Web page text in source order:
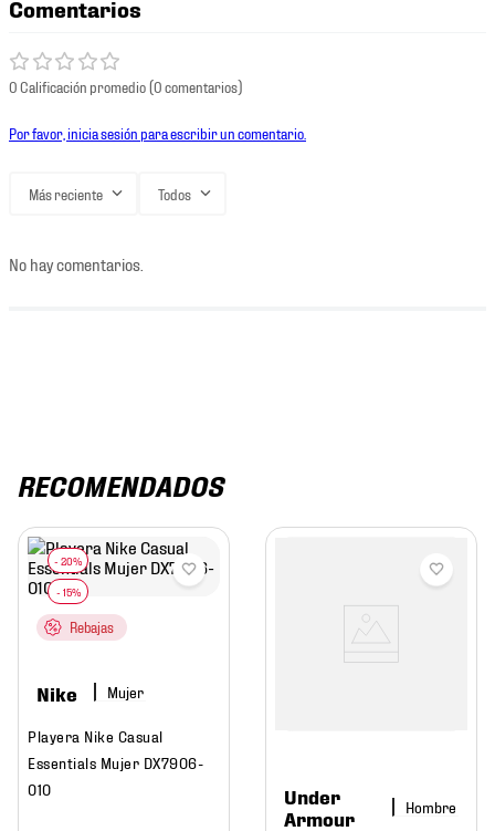
Comentarios
0 Calificación promedio(0 comentarios)
Por favor, inicia sesión para escribir un comentario.
Más reciente Todos
No hay comentarios.
RECOMENDADOS
Rebajas
Nike Mujer
Playera Nike Casual
Essentials Mujer DX7906-
010
Under
Armour
Hombre